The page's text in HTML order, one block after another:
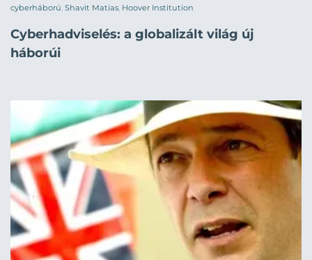
cyberháború Shavit Matias Hoover Institution
Cyberhadviselés: a globalizált világ új
háborúi